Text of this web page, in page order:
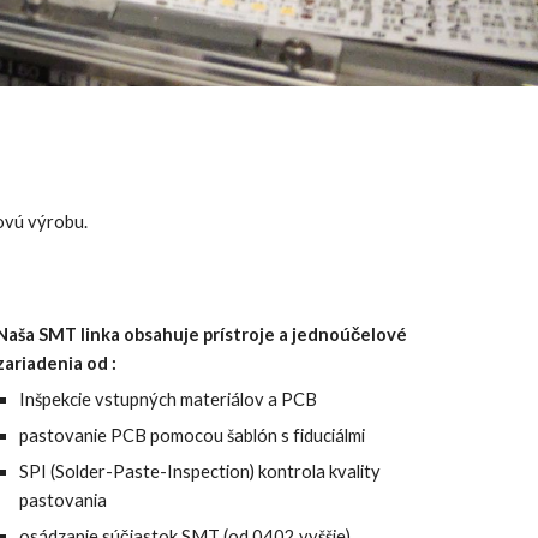
výrobu.
SMT linka obsahuje prístroje a jednoúčelové
od :
Inšpekcie vstupných materiálov a PCB
pastovanie PCB pomocou šablón s fiduciálmi
SPI (Solder-Paste-Inspection) kontrola kvality
pastovania